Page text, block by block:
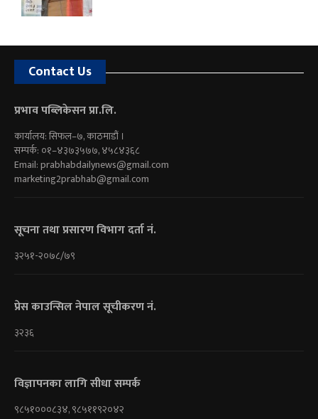
Contact Us
प्रभाव पब्लिकेसन प्रा.लि.
कार्यालय: सिफल–७, काठमाडौं ।
सम्पर्क: ०१–४३७३५७७, ४५८४३६८
Email:prabhabdailynews@gmail.com
marketing2prabhab@gmail.com
सूचना तथा प्रसारण विभाग दर्ता नं.
३२५१-२०७८/७९
प्रेस काउन्सिल नेपाल सूचीकरण नं.
३२३६
विज्ञापनका लागि सीधा सम्पर्क
९८५१०००८३४, ९८५११९२०४२